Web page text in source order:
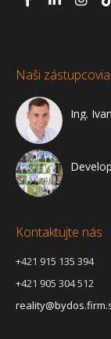
Naši zástupcovia
Ing.
Kontaktujte nás
+421 915 135 394
+421 905 304 512